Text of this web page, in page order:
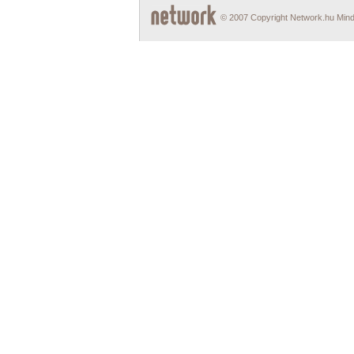
© 2007 Copyright Network.hu